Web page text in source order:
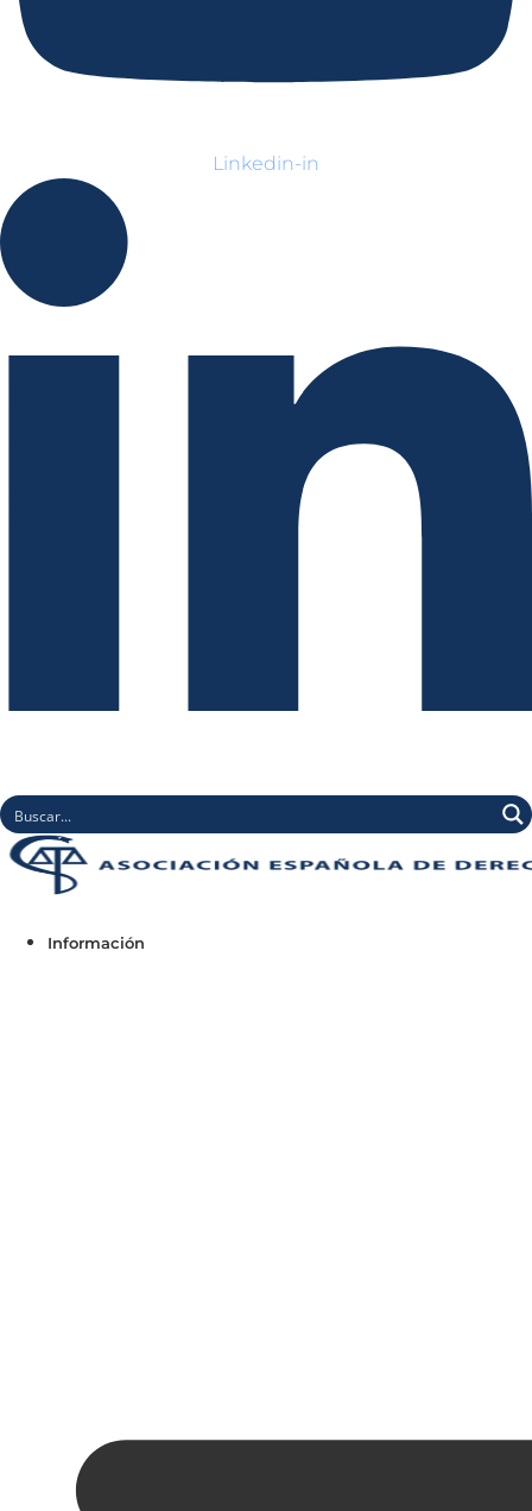
Linkedin-in
Información